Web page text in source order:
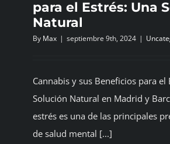
para el Estrés: Una
Natural
By Max | septiembre 9th, 2024 |
Cannabis y sus Beneficios para el
Solución Natural en Madrid y
estrés es una de las principales
de salud mental [...]